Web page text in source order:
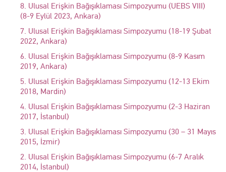
8. Ulusal Erişkin Bağışıklaması Simpozyumu (UEBS VIII)
(8-9 Eylül 2023, Ankara)
7. Ulusal Erişkin Bağışıklaması Simpozyumu (18-19 Şubat
2022, Ankara)
6. Ulusal Erişkin Bağışıklaması Simpozyumu (8-9 Kasım
2019, Ankara)
5. Ulusal Erişkin Bağışıklaması Simpozyumu (12-13 Ekim
2018, Mardin)
4. Ulusal Erişkin Bağışıklaması Simpozyumu (2-3 Haziran
2017, İstanbul)
3. Ulusal Erişkin Bağışıklaması Simpozyumu (30 – 31 Mayıs
2015, İzmir)
2. Ulusal Erişkin Bağışıklaması Simpozyumu (6-7 Aralık
2014, İstanbul)